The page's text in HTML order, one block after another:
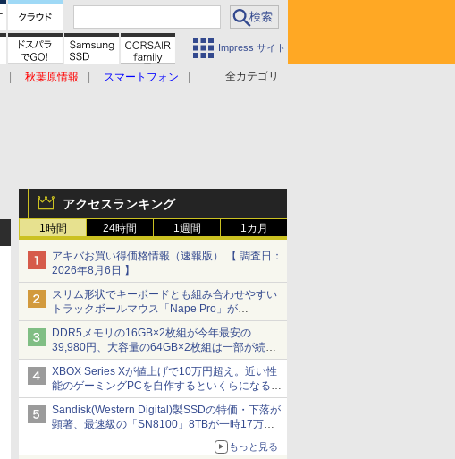
Impress サイト
全カテゴリ
秋葉原情報
スマートフォン
アクセスランキング
1時間 24時間 1週間 1カ月
アキバお買い得価格情報（速報版） 【 調査日：
2026年8月6日 】
スリム形状でキーボードとも組み合わせやすい
トラックボールマウス「Nape Pro」が
Keychronから
DDR5メモリの16GB×2枚組が今年最安の
39,980円、大容量の64GB×2枚組は一部が続騰
[8月前半のメモリ価格]
XBOX Series Xが値上げで10万円超え。近い性
能のゲーミングPCを自作するといくらになる？
【石田賀津男の『酒の肴にPCゲーム』】
Sandisk(Western Digital)製SSDの特価・下落が
顕著、最速級の「SN8100」8TBが一時17万円
もっと見る